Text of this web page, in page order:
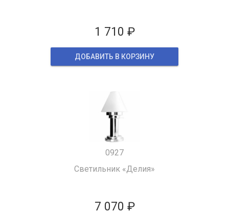
1 710 ₽
ДОБАВИТЬ В КОРЗИНУ
0927
Светильник «Делия»
7 070 ₽